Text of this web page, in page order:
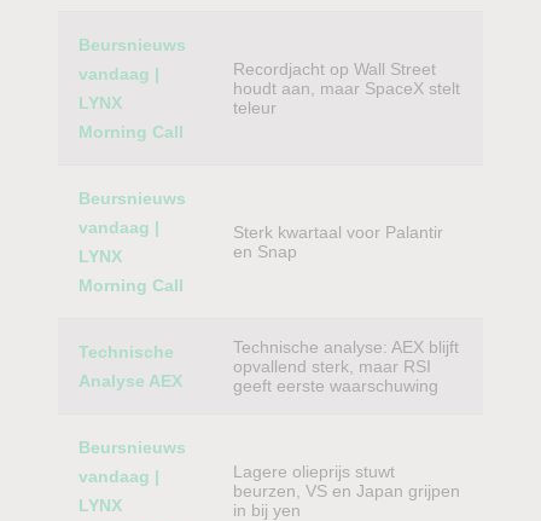
Beursnieuws
vandaag |
LYNX
Morning Call
Recordjacht op Wall Street
houdt aan, maar SpaceX stelt
teleur
Beursnieuws
vandaag |
LYNX
Morning Call
Sterk kwartaal voor Palantir
en Snap
Technische
Analyse AEX
Technische analyse: AEX blijft
opvallend sterk, maar RSI
geeft eerste waarschuwing
Beursnieuws
vandaag |
LYNX
Lagere olieprijs stuwt
beurzen, VS en Japan grijpen
in bij yen